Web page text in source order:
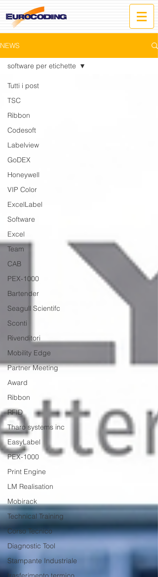
NEWS
Tutti i post
TSC
Ribbon
Codesoft
Labelview
GoDEX
Honeywell
VIP Color
ExcelLabel
Software
Excel
Team
CAB
PEX-1000
Bartender
Seagull Scientifc
Sconti
Rivenditori
Mobility Edge
Partner Meeting
Award
Ribbon
RFID
Tharo systems inc
EasyLabel
PEX-1000
Print Engine
LM Realisation
Mobirack
Technical Training
Corso Tecnico
Diagnostic Tool
Stampante Industriale
software per etichette